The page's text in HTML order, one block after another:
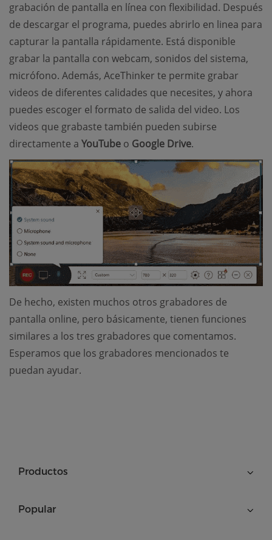
grabación de pantalla en línea con flexibilidad. Después
de descargar el programa, puedes abrirlo en linea para
capturar la pantalla rápidamente. Está disponible
grabar la pantalla con webcam, sonidos del sistema,
micrófono. Además, AceThinker te permite grabar
videos de diferentes calidades que necesites, y ahora
puedes escoger el formato de salida del video. Los
videos que grabaste también pueden subirse
directamente a YouTube o Google Drive.
De hecho, existen muchos otros grabadores de
pantalla online, pero básicamente, tienen funciones
similares a los tres grabadores que comentamos.
Esperamos que los grabadores mencionados te
puedan ayudar.
Productos
Popular